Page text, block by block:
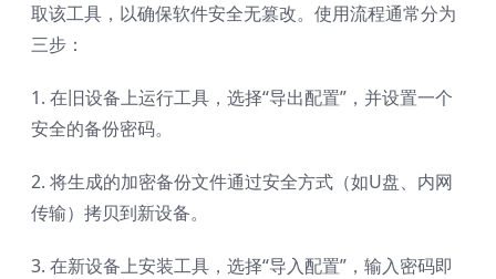
取该工具，以确保软件安全无篡改。使用流程通常分为
三步：
1. 在旧设备上运行工具，选择“导出配置”，并设置一个
安全的备份密码。
2. 将生成的加密备份文件通过安全方式（如U盘、内网
传输）拷贝到新设备。
3. 在新设备上安装工具，选择“导入配置”，输入密码即